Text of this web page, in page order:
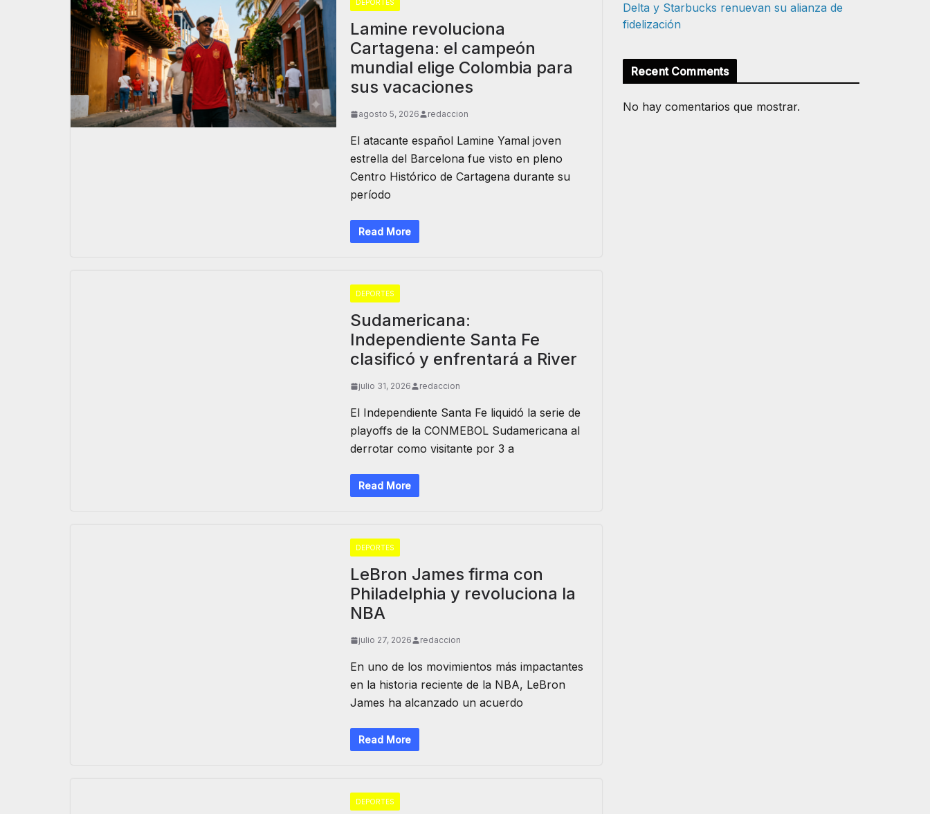
DEPORTES
Lamine revoluciona
Cartagena: el campeón
mundial elige Colombia para
sus vacaciones
agosto 5, 2026 redaccion
El atacante español Lamine Yamal joven
estrella del Barcelona fue visto en pleno
Centro Histórico de Cartagena durante su
período
Read More
DEPORTES
Sudamericana:
Independiente Santa Fe
clasificó y enfrentará a River
julio 31, 2026 redaccion
El Independiente Santa Fe liquidó la serie de
playoffs de la CONMEBOL Sudamericana al
derrotar como visitante por 3 a
Read More
DEPORTES
LeBron James firma con
Philadelphia y revoluciona la
NBA
julio 27, 2026 redaccion
En uno de los movimientos más impactantes
en la historia reciente de la NBA, LeBron
James ha alcanzado un acuerdo
Read More
DEPORTES
Delta y Starbucks renuevan su alianza de
fidelización
Recent Comments
No hay comentarios que mostrar.